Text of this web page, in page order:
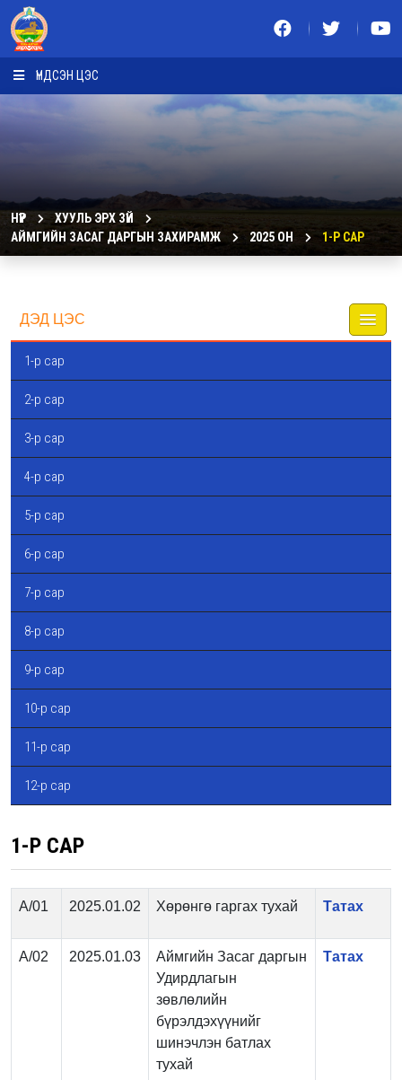
ҮНДСЭН ЦЭС
НҮҮР
ХУУЛЬ ЭРХ ЗҮЙ
АЙМГИЙН ЗАСАГ ДАРГЫН ЗАХИРАМЖ
2025 ОН 1-Р САР
ДЭД ЦЭС
1-р сар
2-р сар
3-р сар
4-р сар
5-р сар
6-р сар
7-р сар
8-р сар
9-р сар
10-р сар
11-р сар
12-р сар
1-Р САР
А/01 2025.01.02 Хөрөнгө гаргах тухай Татах
А/02 2025.01.03
Аймгийн Засаг даргын
Удирдлагын
зөвлөлийн
бүрэлдэхүүнийг
шинэчлэн батлах
тухай
Татах